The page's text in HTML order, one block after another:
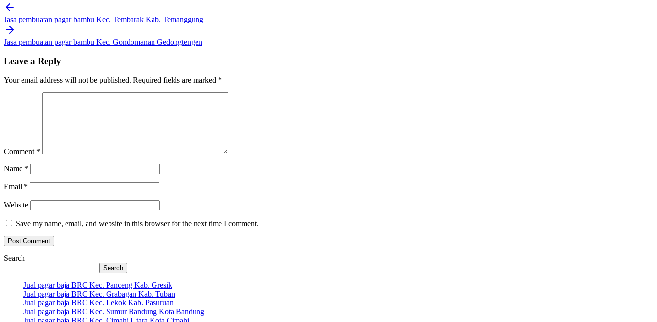
Post
navigation
Jasa pembuatan pagar bambu Kec. Tembarak Kab. Temanggung
Jasa pembuatan pagar bambu Kec. Gondomanan Gedongtengen
Leave a Reply
Your email address will not be published. Required fields are marked *
Comment *
Name *
Email *
Website
Save my name, email, and website in this browser for the next time I comment.
Search
Search
Jual pagar baja BRC Kec. Panceng Kab. Gresik
Jual pagar baja BRC Kec. Grabagan Kab. Tuban
Jual pagar baja BRC Kec. Lekok Kab. Pasuruan
Jual pagar baja BRC Kec. Sumur Bandung Kota Bandung
Jual pagar baja BRC Kec. Cimahi Utara Kota Cimahi